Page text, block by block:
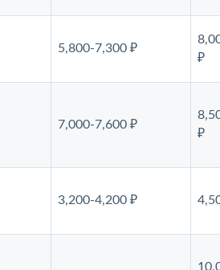
5,800-7,300 ₽
₽
7,000-7,600 ₽
₽
3,200-4,200 ₽